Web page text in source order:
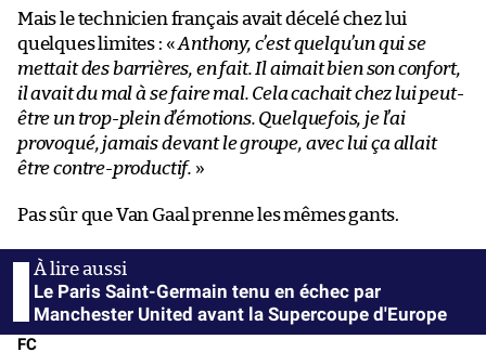
Mais le technicien français avait décelé chez lui
quelques limites : «Anthony, c’est quelqu’un qui se
mettait des barrières, en fait. Il aimait bien son confort,
il avait du mal à se faire mal. Cela cachait chez lui peut-
être un trop-plein d’émotions. Quelquefois, je l’ai
provoqué, jamais devant le groupe, avec lui ça allait
être contre-productif. »
Pas sûr que Van Gaal prenne les mêmes gants.
Le Paris Saint-Germain tenu en échec par
Manchester United avant la Supercoupe d'Europe
FC